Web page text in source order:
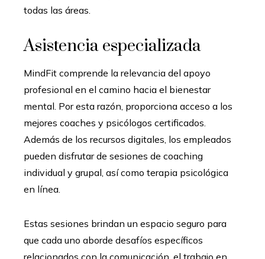
todas las áreas.
Asistencia especializada
MindFit comprende la relevancia del apoyo
profesional en el camino hacia el bienestar
mental. Por esta razón, proporciona acceso a los
mejores coaches y psicólogos certificados.
Además de los recursos digitales, los empleados
pueden disfrutar de sesiones de coaching
individual y grupal, así como terapia psicológica
en línea.
Estas sesiones brindan un espacio seguro para
que cada uno aborde desafíos específicos
relacionados con la comunicación, el trabajo en